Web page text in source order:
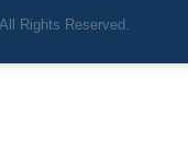
Rights Reserved.